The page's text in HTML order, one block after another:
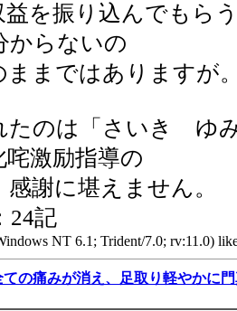
を振り込んでもら
からないの
ままではありますが
のは「さいき ゆ
激励指導の
謝に堪えません。
24記
NT 6.1; Trident/7.0; rv:11.0)
ての痛みが消え、足取り軽やかに